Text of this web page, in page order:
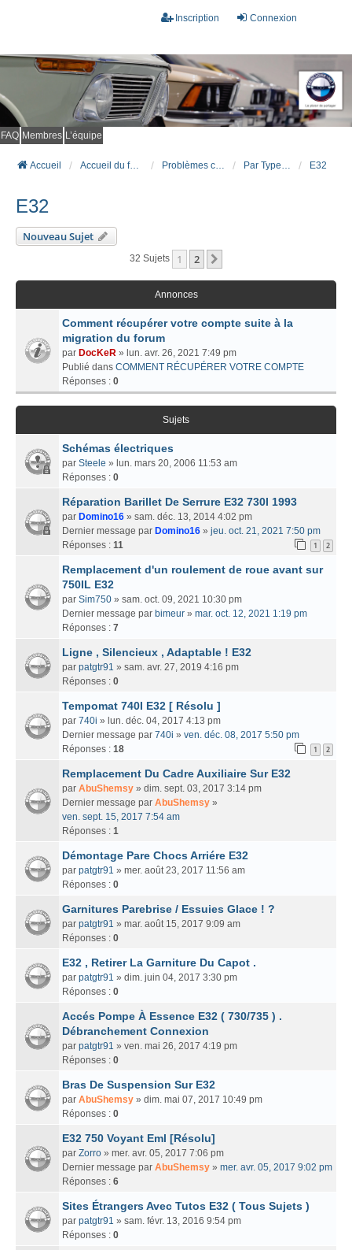
Connexion
Inscription
FAQ Membres L’équipe
Accueil Accueil du forum Problèmes connus et résolus (FAQ) Par Type Carrosserie E32
E32
Nouveau Sujet
32 Sujets 1 2
Annonces
Comment récupérer votre compte suite à la
migration du forum
par DocKeR » lun. avr. 26, 2021 7:49 pm
Publié dans COMMENT RÉCUPÉRER VOTRE COMPTE
Réponses : 0
Sujets
Schémas électriques
par Steele » lun. mars 20, 2006 11:53 am
Réponses : 0
Réparation Barillet De Serrure E32 730I 1993
par Domino16 » sam. déc. 13, 2014 4:02 pm
Dernier message par Domino16 » jeu. oct. 21, 2021 7:50 pm
Réponses : 11 1 2
Remplacement d'un roulement de roue avant sur
750IL E32
par Sim750 » sam. oct. 09, 2021 10:30 pm
Dernier message par bimeur » mar. oct. 12, 2021 1:19 pm
Réponses : 7
Ligne , Silencieux , Adaptable ! E32
par patgtr91 » sam. avr. 27, 2019 4:16 pm
Réponses : 0
Tempomat 740I E32 [ Résolu ]
par 740i » lun. déc. 04, 2017 4:13 pm
Dernier message par 740i » ven. déc. 08, 2017 5:50 pm
Réponses : 18 1 2
Remplacement Du Cadre Auxiliaire Sur E32
par AbuShemsy » dim. sept. 03, 2017 3:14 pm
Dernier message par AbuShemsy »
ven. sept. 15, 2017 7:54 am
Réponses : 1
Démontage Pare Chocs Arriére E32
par patgtr91 » mer. août 23, 2017 11:56 am
Réponses : 0
Garnitures Parebrise / Essuies Glace ! ?
par patgtr91 » mar. août 15, 2017 9:09 am
Réponses : 0
E32 , Retirer La Garniture Du Capot .
par patgtr91 » dim. juin 04, 2017 3:30 pm
Réponses : 0
Accés Pompe À Essence E32 ( 730/735 ) .
Débranchement Connexion
par patgtr91 » ven. mai 26, 2017 4:19 pm
Réponses : 0
Bras De Suspension Sur E32
par AbuShemsy » dim. mai 07, 2017 10:49 pm
Réponses : 0
E32 750 Voyant Eml [Résolu]
par Zorro » mer. avr. 05, 2017 7:06 pm
Dernier message par AbuShemsy » mer. avr. 05, 2017 9:02 pm
Réponses : 6
Sites Étrangers Avec Tutos E32 ( Tous Sujets )
par patgtr91 » sam. févr. 13, 2016 9:54 pm
Réponses : 0